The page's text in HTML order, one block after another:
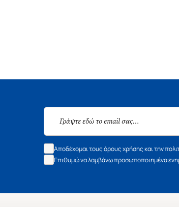
Αποδέχομαι τους όρους χρήσης και την
Επιθυμώ να λαμβάνω προσωποποιημένα